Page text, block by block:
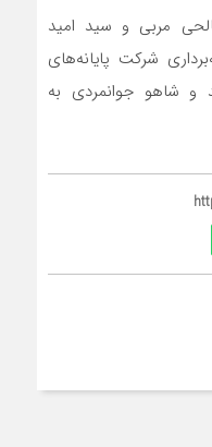
مربی و سید امید
شرکت پایانه‌های
و شاهو جوانمردی به